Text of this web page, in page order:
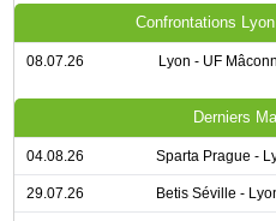
Confrontations
08.07.26 Lyon - UF
Derniers
04.08.26 Sparta Prague -
29.07.26 Betis Séville -